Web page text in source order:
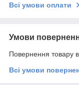
Всі умови оплати
Умови
Повернення товару
Всі умови